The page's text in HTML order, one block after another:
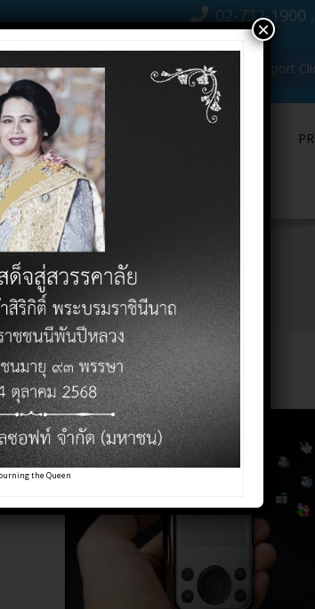
02-732-1900
Contact Click Support
KNOWLEDGE VARIETY
the Queen
×